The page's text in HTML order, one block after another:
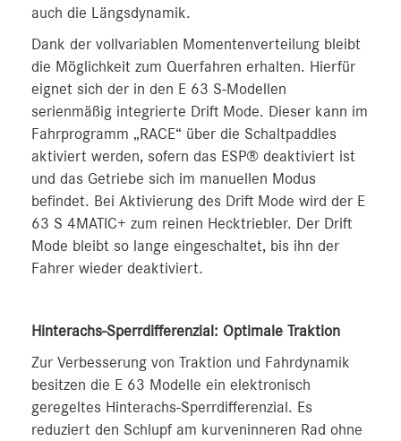
auch die Längsdynamik.
Dank der vollvariablen Momentenverteilung bleibt
die Möglichkeit zum Querfahren erhalten. Hierfür
eignet sich der in den E 63 S-Modellen
serienmäßig integrierte Drift Mode. Dieser kann im
Fahrprogramm „RACE“ über die Schaltpaddles
aktiviert werden, sofern das ESP® deaktiviert ist
und das Getriebe sich im manuellen Modus
befindet. Bei Aktivierung des Drift Mode wird der E
63 S 4MATIC+ zum reinen Hecktriebler. Der Drift
Mode bleibt so lange eingeschaltet, bis ihn der
Fahrer wieder deaktiviert.
Hinterachs-Sperrdifferenzial: Optimale Traktion
Zur Verbesserung von Traktion und Fahrdynamik
besitzen die E 63 Modelle ein elektronisch
geregeltes Hinterachs-Sperrdifferenzial. Es
reduziert den Schlupf am kurveninneren Rad ohne